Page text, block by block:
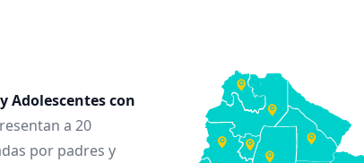
Adolescentes con
a 20
por padres y